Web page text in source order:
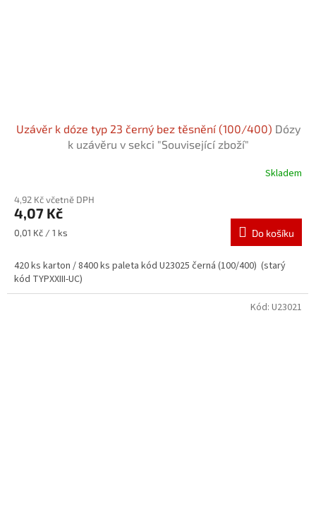
Uzávěr k dóze typ 23 černý bez těsnění (100/400) Dózy
k uzávěru v sekci "Související zboží"
Skladem
4,92 Kč včetně DPH
4,07 Kč
Měrná
0,01 Kč / 1 ks Do košíku
420 ks karton / 8400 ks paleta kód U23025 černá (100/400) (starý
kód TYPXXIII-UC)
Kód: U23021